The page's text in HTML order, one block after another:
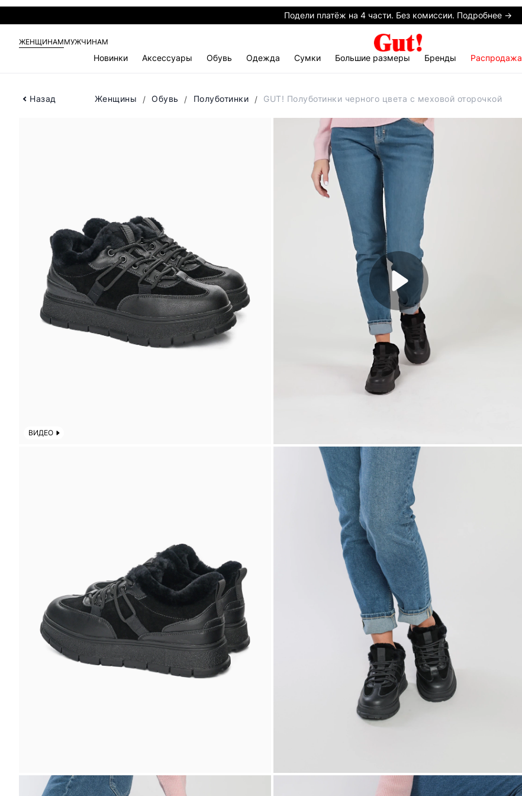
Подели платёж на 4 части. Без комиссии. Подробнее →
ЖЕНЩИНАММУЖЧИНАМ
Новинки Аксессуары Обувь Одежда Сумки Большие размеры Бренды Распродажа
Назад Женщины Обувь Полуботинки GUT! Полуботинки черного цвета с меховой оторочкой
ВИДЕО